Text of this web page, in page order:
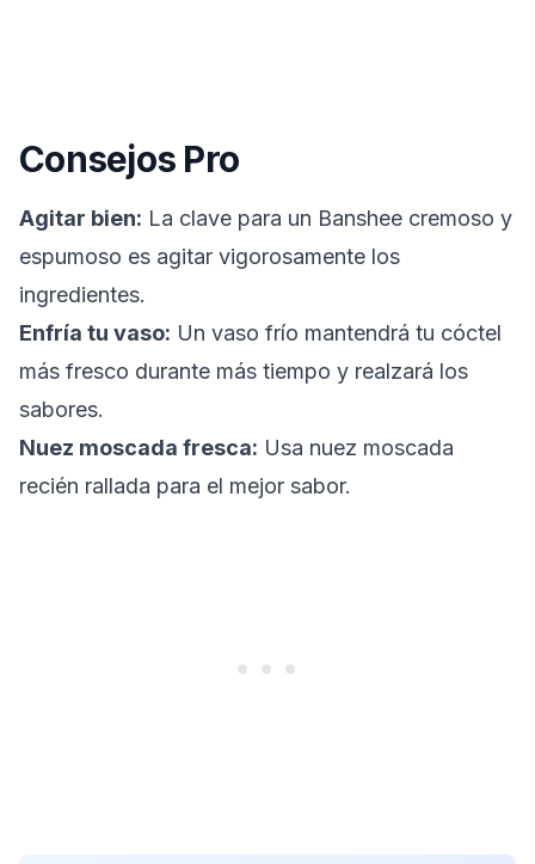
Consejos Pro
Agitar bien: La clave para un Banshee cremoso y
espumoso es agitar vigorosamente los
ingredientes.
Enfría tu vaso: Un vaso frío mantendrá tu cóctel
más fresco durante más tiempo y realzará los
sabores.
Nuez moscada fresca: Usa nuez moscada
recién rallada para el mejor sabor.